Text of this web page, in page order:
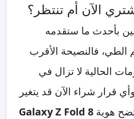
الآن أم تنتظر؟
بأحدث ما ستقدمه
فالنصيحة الأقرب
الحالية لا تزال في
قرار شراء الآن قد يتغير
هوية Galaxy Z Fold 8